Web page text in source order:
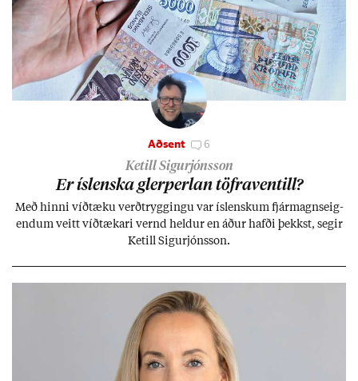
Aðsent 6
Ketill Sigurjónsson
Er ís­lenska glerperl­an töfra­ventill?
Með hinni víð­tæku verð­trygg­ingu var ís­lensk­um fjár­magns­eig­
end­um veitt víð­tæk­ari vernd held­ur en áð­ur hafði þekkst, seg­ir
Ketill Sig­ur­jóns­son.